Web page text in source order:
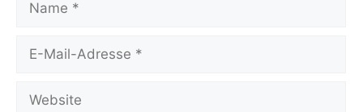
Adresse
Website